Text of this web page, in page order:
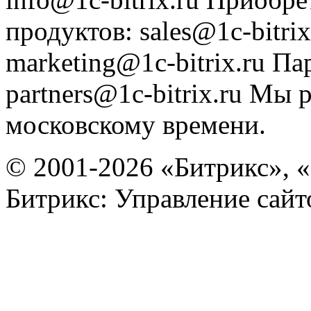
продуктов: sales@1c-
marketing@1c-bitrix.ru
partners@1c-bitrix.ru Мы
московскому времени.
© 2001-2026 «Битрикс»,
Битрикс: Управление